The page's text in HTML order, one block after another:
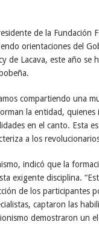
de la Fundación
orientaciones del
de Lacava, este año se
compartiendo una
la entidad, quienes
en el canto. Esta
a los
indicó que la
exigente disciplina.
de los participantes
captaron las
demostraron un